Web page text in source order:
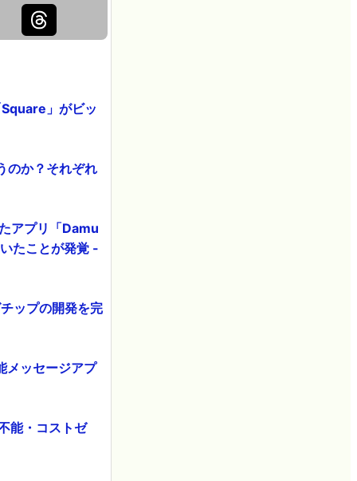
」がビッ
のか？それぞれ
アプリ「Damu
たことが発覚 -
ップの開発を完
メッセージアプ
能・コストゼ